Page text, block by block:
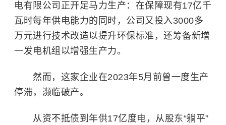
电有限公司正开足马力生产：在保障现有17亿千
瓦时每年供电能力的同时，公司又投入3000多
万元进行技术改造以提升环保标准，还筹备新增
一发电机组以增强生产力。
然而，这家企业在2023年5月前曾一度生产
停滞，濒临破产。
从资不抵债到年供17亿度电，从股东“躺平”